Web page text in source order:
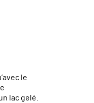
le
lac gelé.